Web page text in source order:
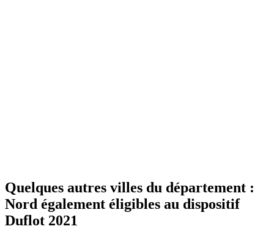
Quelques autres villes du département :
Nord également éligibles au dispositif
Duflot 2021